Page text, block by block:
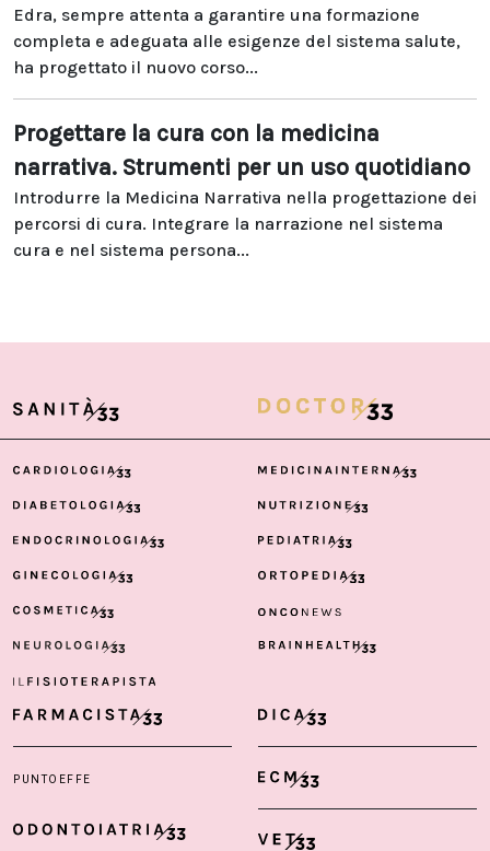
Edra, sempre attenta a garantire una formazione
completa e adeguata alle esigenze del sistema salute,
ha progettato il nuovo corso...
Progettare la cura con la medicina
narrativa. Strumenti per un uso quotidiano
Introdurre la Medicina Narrativa nella progettazione dei
percorsi di cura. Integrare la narrazione nel sistema
cura e nel sistema persona...